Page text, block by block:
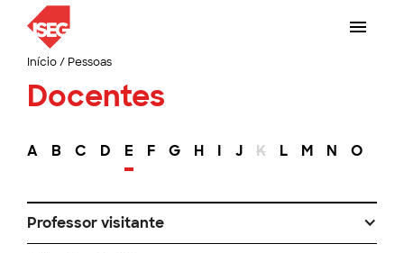
Início/ Pessoas
Docentes
A B C D E F G H I J K L M N O
Professor visitante